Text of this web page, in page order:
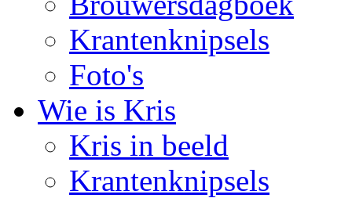
Krantenknipsels
Foto's
Wie is Kris
Kris in beeld
Krantenknipsels